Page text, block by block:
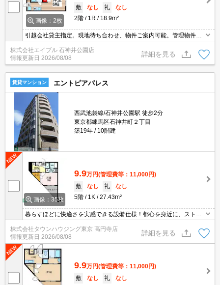
画像：2枚
敷
なし 礼
なし
2階
1R 18.9m²
引越会社貸主指定。現地待ち合わせ、物件ご案内可能。管理物件に
つき即日審査OK。周辺には充実の生活環境。契約金・家賃クレジッ
トカード払い可（ポイント還元あり）。詳細はお問い合わせくださ
い。
株式会社エイブル 石神井公園店
情報更新日 2026/08/08
詳細を見る
賃貸マンション エントピアパレス
西武池袋線/石神井公園駅 徒歩2分
東京都練馬区石神井町２丁目
築19年
10階建
画像：35枚
9.9万円(管理費等：11,000円)
敷
なし 礼
なし
5階
1K 27.43m²
暮らすほどに快適さを実感できる設備仕様！都心を身近に、ストレ
スフリーな暮らしを楽しむ！住むほどに愛着が深まる暮らしやすい
街！！
株式会社タウンハウジング東京 高円寺店
情報更新日 2026/08/08
詳細を見る
9.9万円(管理費等：11,000円)
敷
なし 礼
なし